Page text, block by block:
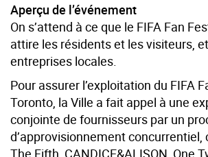
Aperçu de l’événement
On s’attend à ce que le FIFA Fan
attire les résidents et les visiteurs,
entreprises locales.
Pour assurer l’exploitation du FIFA
Toronto, la Ville a fait appel à une
conjointe de fournisseurs par un
d’approvisionnement concurrentiel,
The Fifth, CANDICE&ALISON, One